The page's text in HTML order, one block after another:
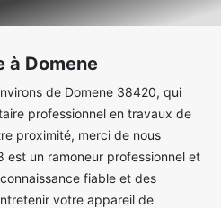
à Domene
de Domene 38420, qui
professionnel en travaux de
proximité, merci de nous
est un ramoneur professionnel et
fiable et des
votre appareil de